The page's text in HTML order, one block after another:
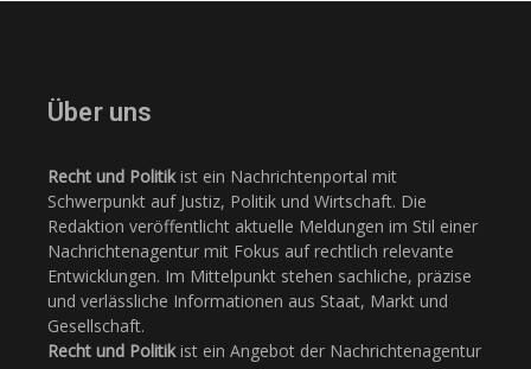
Über uns
Recht und Politikist ein Nachrichtenportal mit
Schwerpunkt auf Justiz, Politik und Wirtschaft. Die
Redaktion veröffentlicht aktuelle Meldungen im Stil einer
Nachrichtenagentur mit Fokus auf rechtlich relevante
Entwicklungen. Im Mittelpunkt stehen sachliche, präzise
und verlässliche Informationen aus Staat, Markt und
Gesellschaft.
Recht und Politikist ein Angebot der Nachrichtenagentur